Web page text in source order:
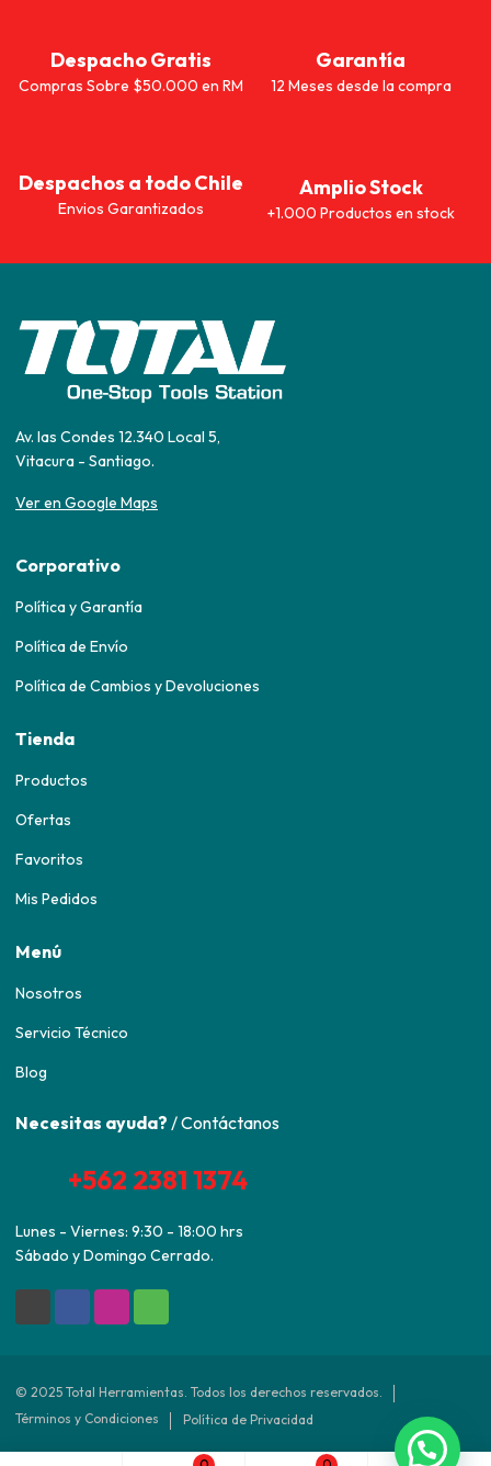
Despacho Gratis
Compras Sobre $50.000 en RM
Garantía
12 Meses desde la compra
Despachos a todo Chile
Envios Garantizados
Amplio Stock
+1.000 Productos en stock
Av. las Condes 12.340 Local 5,
Vitacura - Santiago.
Ver en Google Maps
Corporativo
Política y Garantía
Política de Envío
Política de Cambios y Devoluciones
Tienda
Productos
Ofertas
Favoritos
Mis Pedidos
Menú
Nosotros
Servicio Técnico
Blog
Necesitas ayuda? / Contáctanos
+562 2381 1374
Lunes - Viernes: 9:30 - 18:00 hrs
Sábado y Domingo Cerrado.
© 2025 Total Herramientas. Todos los derechos reservados.
Términos y Condiciones
Política de Privacidad